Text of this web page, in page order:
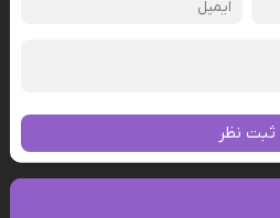
ثبت نظر